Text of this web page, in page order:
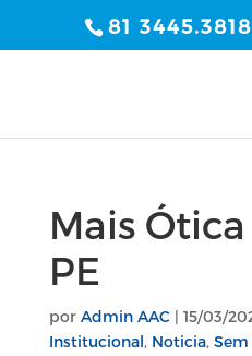
81
Mais
PE
por Admin AAC| 15/03/
Institucional, Noticia,